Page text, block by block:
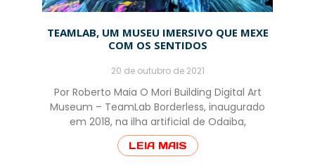
TEAMLAB, UM MUSEU IMERSIVO QUE MEXE
COM OS SENTIDOS
20 de outubro de 2021
Por Roberto Maia O Mori Building Digital Art
Museum – TeamLab Borderless, inaugurado
em 2018, na ilha artificial de Odaiba,
LEIA MAIS